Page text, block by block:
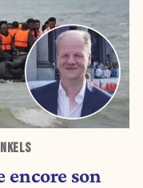
son